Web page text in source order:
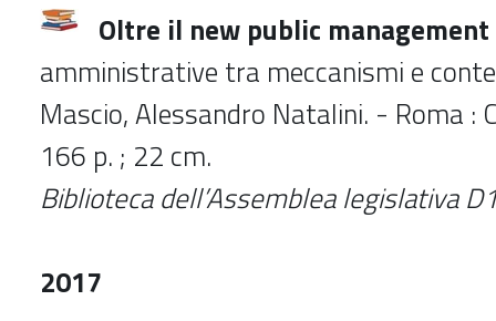
Oltre il new public management
amministrative tra meccanismi e
Mascio, Alessandro Natalini. - Roma :
166 p. ; 22 cm.
Biblioteca dell’Assemblea legislativa
2017